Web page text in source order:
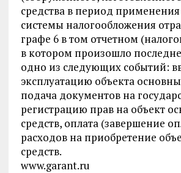
средства в период
системы налогообложения
графе 6 в том отчетном
в котором произошло
одно из следующих событий:
эксплуатацию объекта
подача документов на
регистрацию прав на объект
средств, оплата (завершение
расходов на приобретение
средств.
www.garant.ru